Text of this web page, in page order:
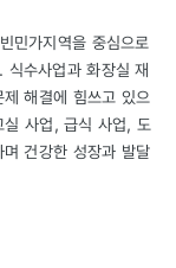
민가지역을 중심으로
식수사업과 화장실 재
해결에 힘쓰고 있으
실 사업, 급식 사업, 도
건강한 성장과 발달